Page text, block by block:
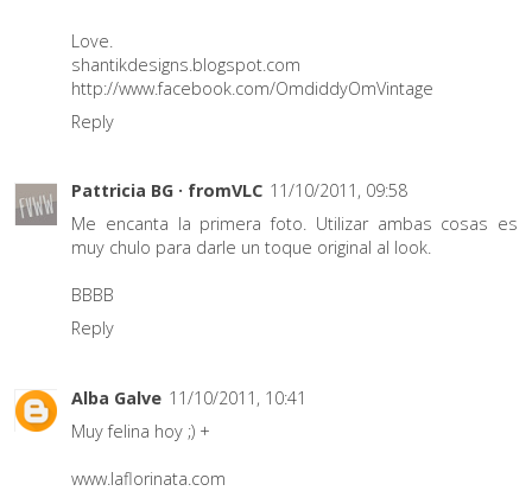
Love.
shantikdesigns.blogspot.com
http://www.facebook.com/OmdiddyOmVintage
Reply
Pattricia BG · fromVLC 11/10/2011, 09:58
Me encanta la primera foto. Utilizar ambas cosas es
muy chulo para darle un toque original al look.
BBBB
Reply
Alba Galve 11/10/2011, 10:41
Muy felina hoy ;) +
www.laflorinata.com